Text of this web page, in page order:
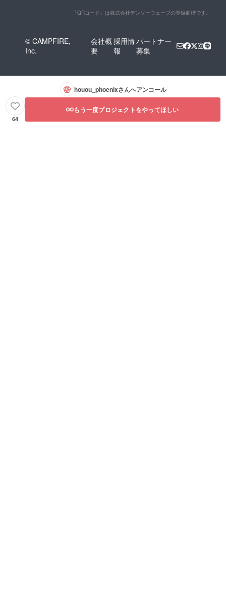
「QRコード」は株式会社デンソーウェーブの登録商標です。
© CAMPFIRE,
Inc.
会社概
要
採用情
報
パートナー
募集
houou_phoenixさんへアンコール
64
もう一度プロジェクトをやってほしい